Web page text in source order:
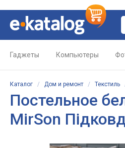
Гаджеты Компьютеры
Каталог / Дом и ремонт / Текстиль
Постельное
MirSon